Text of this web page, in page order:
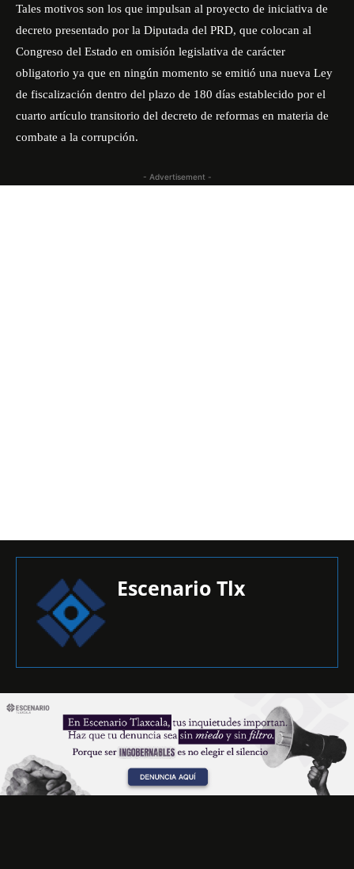
Tales motivos son los que impulsan al proyecto de iniciativa de
decreto presentado por la Diputada del PRD, que colocan al
Congreso del Estado en omisión legislativa de carácter
obligatorio ya que en ningún momento se emitió una nueva Ley
de fiscalización dentro del plazo de 180 días establecido por el
cuarto artículo transitorio del decreto de reformas en materia de
combate a la corrupción.
- Advertisement -
Escenario Tlx